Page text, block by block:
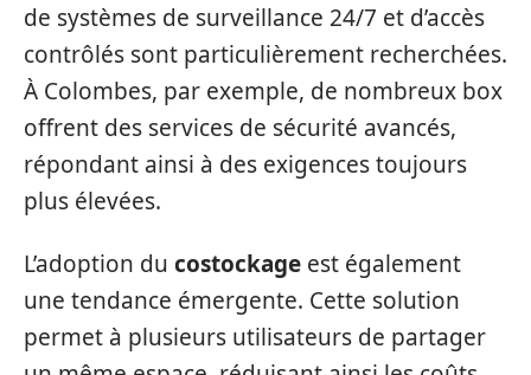
de systèmes de surveillance 24/7 et d’accès
contrôlés sont particulièrement recherchées.
À Colombes, par exemple, de nombreux box
offrent des services de sécurité avancés,
répondant ainsi à des exigences toujours
plus élevées.
L’adoption du costockage est également
une tendance émergente. Cette solution
permet à plusieurs utilisateurs de partager